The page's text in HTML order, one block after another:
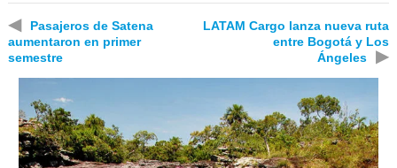
◀
Pasajeros de Satena
aumentaron en primer
semestre
LATAM Cargo lanza nueva ruta
entre Bogotá y Los
Ángeles
▶